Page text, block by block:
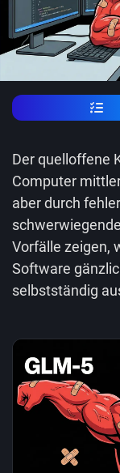
Der quelloffene
Computer
aber durch
Vorfälle zeigen,
Software
selbstständig